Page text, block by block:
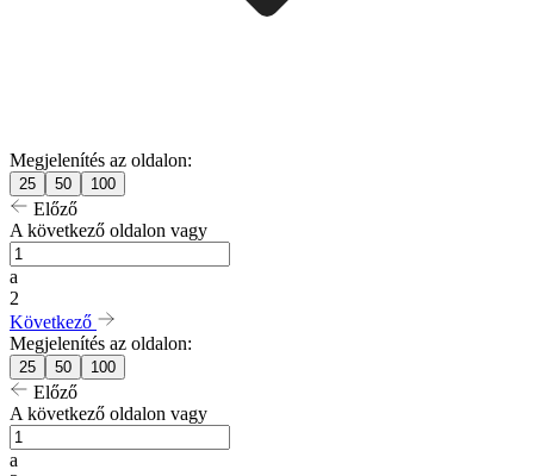
Megjelenítés az oldalon:
25 50 100
Előző
A következő oldalon vagy
a
2
Következő
Megjelenítés az oldalon:
25 50 100
Előző
A következő oldalon vagy
a